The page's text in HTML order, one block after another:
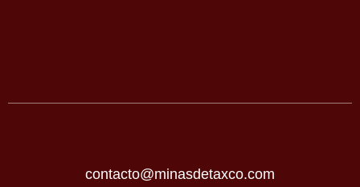
contacto@minasdetaxco.com